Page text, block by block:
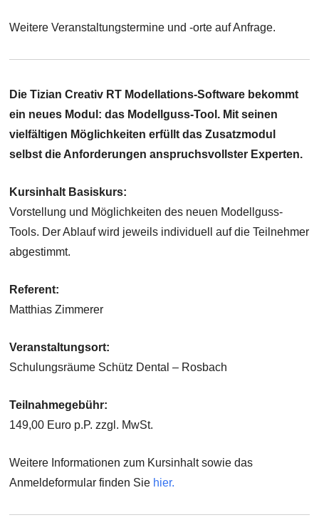
Weitere Veranstaltungstermine und -orte auf Anfrage.
Die Tizian Creativ RT Modellations-Software bekommt
ein neues Modul: das Modellguss-Tool. Mit seinen
vielfältigen Möglichkeiten erfüllt das Zusatzmodul
selbst die Anforderungen anspruchsvollster Experten.
Kursinhalt Basiskurs:
Vorstellung und Möglichkeiten des neuen Modellguss-
Tools. Der Ablauf wird jeweils individuell auf die Teilnehmer
abgestimmt.
Referent:
Matthias Zimmerer
Veranstaltungsort:
Schulungsräume Schütz Dental – Rosbach
Teilnahmegebühr:
149,00 Euro p.P. zzgl. MwSt.
Weitere Informationen zum Kursinhalt sowie das
Anmeldeformular finden Sie hier.